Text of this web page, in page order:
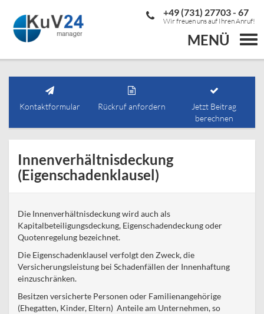
MENÜ
+49 (731) 27703 - 67
Wir freuen uns auf Ihren Anruf!
Kontaktformular Rückruf anfordern
Jetzt Beitrag
berechnen
Innenverhältnisdeckung
(Eigenschadenklausel)
Die Innenverhältnisdeckung wird auch als
Kapitalbeteiligungsdeckung, Eigenschadendeckung oder
Quotenregelung bezeichnet.
Die Eigenschadenklausel verfolgt den Zweck, die
Versicherungsleistung bei Schadenfällen der Innenhaftung
einzuschränken.
Besitzen versicherte Personen oder Familienangehörige
(Ehegatten, Kinder, Eltern) Anteile am Unternehmen, so